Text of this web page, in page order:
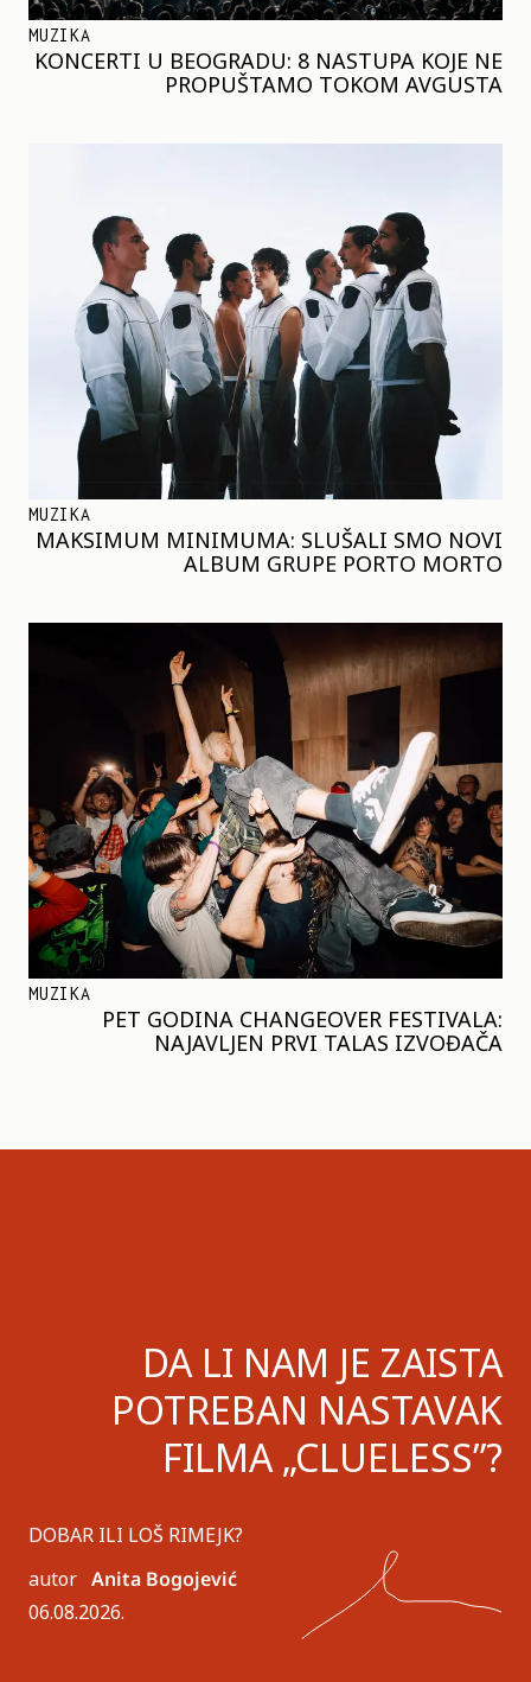
MUZIKA
KONCERTI U BEOGRADU: 8 NASTUPA KOJE NE
PROPUŠTAMO TOKOM AVGUSTA
MUZIKA
MAKSIMUM MINIMUMA: SLUŠALI SMO NOVI
ALBUM GRUPE PORTO MORTO
MUZIKA
PET GODINA CHANGEOVER FESTIVALA:
NAJAVLJEN PRVI TALAS IZVOĐAČA
DA LI NAM JE ZAISTA
POTREBAN NASTAVAK
FILMA „CLUELESS”?
DOBAR ILI LOŠ RIMEJK?
autor Anita Bogojević
06.08.2026.